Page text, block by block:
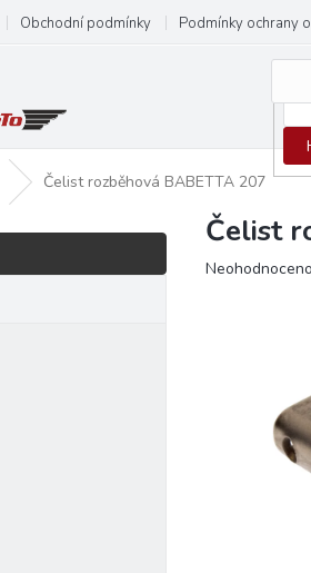
Obchodní podmínky Podmínky ochrany
Čelist rozběhová BABETTA 207
Čelist
Průměrné
Neohodnoceno